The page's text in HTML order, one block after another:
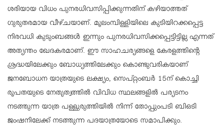
ശരിയായ വിധം പുനരധിവസിപ്പിക്കുന്നതിന് കഴിയാത്തത്
ഗുരുതരമായ വീഴ്ചയാണ്. മൂലംമ്പിള്ളിയിലെ കുടിയിറക്കപ്പെട്ട
നിരവധി കുടുംബങ്ങൾ ഇന്നും പുനരധിവസിക്കപ്പെട്ടിട്ടില്ല എന്നത്
അത്യന്തം ഖേദകരമാണ്. ഈ സാഹചര്യങ്ങളെ കേരളത്തിന്റെ
ശ്രദ്ധയിലേക്കും ബോധ്യത്തിലേക്കും കൊണ്ടുവരികയാണ്
ജനബോധന യാത്രയുടെ ലക്ഷ്യം, സെപ്റ്റംബർ 15ന് കൊച്ചി
രൂപതയുടെ നേതൃത്വത്തിൽ വിവിധ സ്ഥലങ്ങളിൽ പര്യടനം
നടത്തുന്ന യാത്ര പള്ളുരുത്തിയിൽ നിന്ന് തോപ്പുംപടി ബിഒടി
ജംഷനിലേക്ക് നടത്തുന്ന പദയാത്രയോടെ സമാപിക്കും.